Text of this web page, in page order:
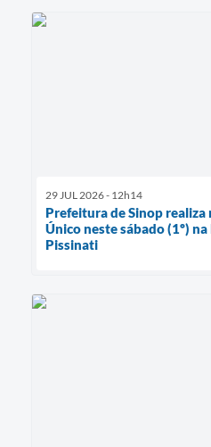
29 JUL 2026 - 12h14
Prefeitura de Sinop
Único neste sábado (1º) na
Pissinati